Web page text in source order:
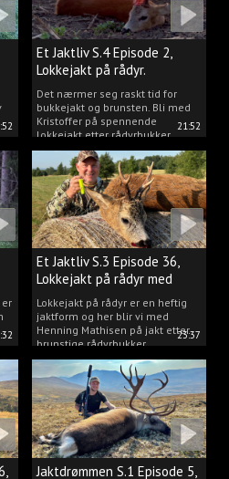
21:52
Et Jaktliv S.4 Episode 2,
Lokkejakt på rådyr.
Det nærmer seg raskt tid for
bukkejakt og brunsten. Bli med
Kristoffer på spennende
lokkejakt etter rådyrbukker.
er
23:37
Et Jaktliv S.3 Episode 36,
Lokkejakt på rådyr med
Henning Mathisen
Lokkejakt på rådyr er en heftig
jaktform og her blir vi med
Henning Mathisen på jakt etter
brunstige rådyrbukker.
Jaktdrømmen S.1 Episode 5,